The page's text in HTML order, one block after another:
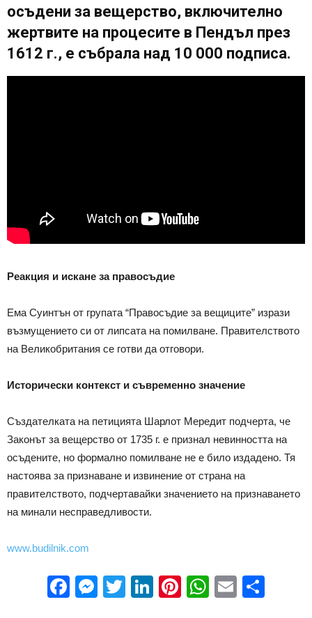
осъдени за вещерство, включително
жертвите на процесите в Пендъл през
1612 г., е събрала над 10 000 подписа.
Реакция и искане за правосъдие
Ема Суинтън от групата “Правосъдие за вещиците” изрази
възмущението си от липсата на помилване. Правителството
на Великобритания се готви да отговори.
Исторически контекст и съвременно значение
Създателката на петицията Шарлот Мередит подчерта, че
Законът за вещерство от 1735 г. е признал невинността на
осъдените, но формално помилване не е било издадено. Тя
настоява за признаване и извинение от страна на
правителството, подчертавайки значението на признаването
на минали несправедливости.
www.budilnik.com
Facebook
Messenger
Twitter
LinkedIn
Pinterest
WhatsApp
Email